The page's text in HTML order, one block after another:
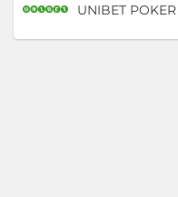
UNIBET POKER